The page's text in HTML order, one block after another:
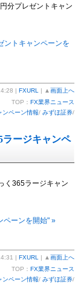
分プレゼントキャン
ントキャンペーンを
| FXURL | ▲ 画面上へ
TOP： FX業界ニュース
ンペーン情報/ みずほ証券/
ラージキャンペ
く365ラージキャン
ペーンを開始" »
| FXURL | ▲ 画面上へ
TOP： FX業界ニュース
ンペーン情報/ みずほ証券/